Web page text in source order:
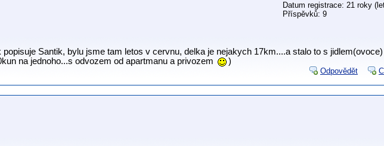
Datum registrace: 21 roky
Příspěvků: 9
popisuje Santik, bylu jsme tam letos v cervnu, delka je nejakych 17km....a stalo to s
na jednoho...s odvozem od apartmanu a privozem
)
Odpovědět